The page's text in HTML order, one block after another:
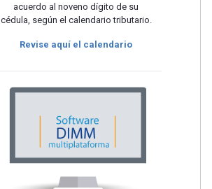
acuerdo al noveno dígito de su
cédula, según el calendario tributario.
Revise aquí el calendario